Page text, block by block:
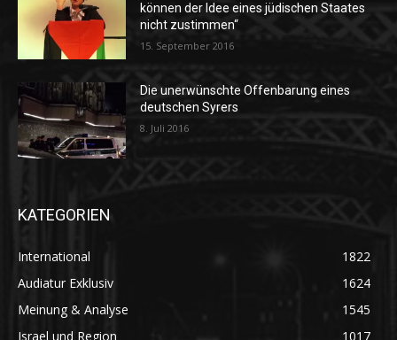
können der Idee eines jüdischen Staates
nicht zustimmen“
15. September 2016
Die unerwünschte Offenbarung eines
deutschen Syrers
8. Juli 2016
KATEGORIEN
International
1822
Audiatur Exklusiv
1624
Meinung & Analyse
1545
Israel und Region
1017